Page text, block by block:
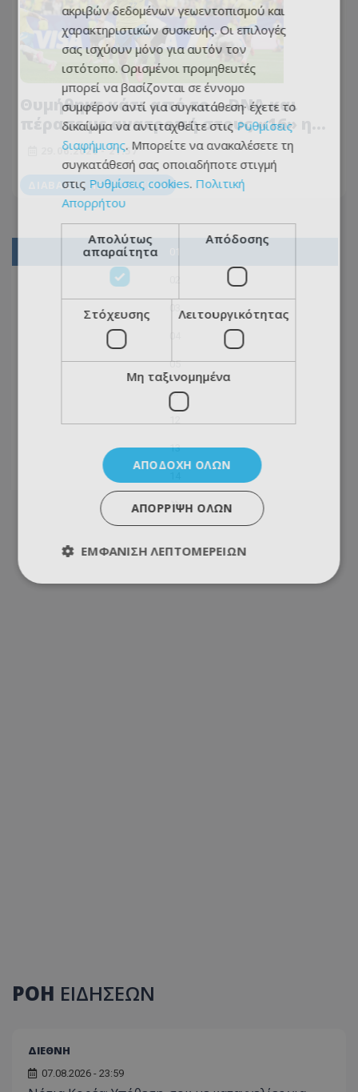
Θυμήθηκε κάτι από το… DNA και
πέρασε με ανατροπή στους «16» η
Βραζιλία!
29.06.2026 - 21:57
ΔΙΑΒΆΣΤΕ ΠΕΡΙΣΣΌΤΕΡΑ
05
...
13
ΡΟΗ ΕΙΔΗΣΕΩΝ
ΔΙΕΘΝΗ
07.08.2026 - 23:59
ακριβών δεδομένων γεωεντοπισμού και
χαρακτηριστικών συσκευής. Οι επιλογές
σας ισχύουν μόνο για αυτόν τον
ιστότοπο. Ορισμένοι προμηθευτές
μπορεί να βασίζονται σε έννομο
συμφέρον αντί για συγκατάθεση· έχετε το
δικαίωμα να αντιταχθείτε στις Ρυθμίσεις
διαφήμισης. Μπορείτε να ανακαλέσετε τη
συγκατάθεσή σας οποιαδήποτε στιγμή
στις Ρυθμίσεις cookies. Πολιτική
Απορρήτου
Απολύτως
απαραίτητα
Απόδοσης
Στόχευσης Λειτουργικότητας
Μη ταξινομημένα
ΑΠΟΔΟΧΉ ΌΛΩΝ
ΑΠΌΡΡΙΨΗ ΌΛΩΝ
ΕΜΦΆΝΙΣΗ ΛΕΠΤΟΜΕΡΕΙΏΝ